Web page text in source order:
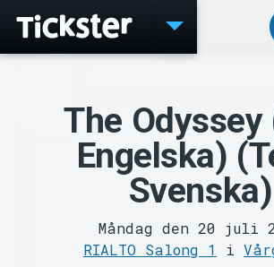
MyTickster
The Odyssey
Engelska)
Svenska)
Måndag den 20 juli
RIALTO Salong 1
i